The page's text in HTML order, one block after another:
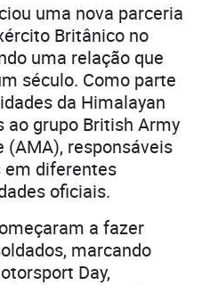
uma nova parceria
Britânico no
uma relação que
século. Como parte
da Himalayan
grupo British Army
responsáveis
diferentes
oficiais.
a fazer
marcando
Day,